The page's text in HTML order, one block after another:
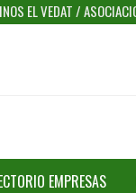
EL VEDAT /
EMPRESAS